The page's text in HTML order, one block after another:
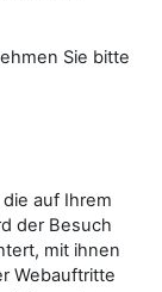
Sie bitte
auf Ihrem
der Besuch
mit ihnen
Webauftritte